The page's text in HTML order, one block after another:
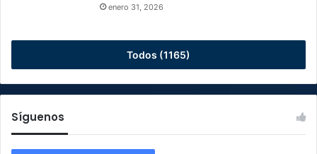
enero 31, 2026
Todos (1165)
Síguenos